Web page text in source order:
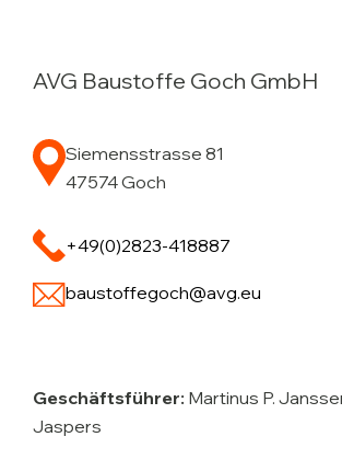
AVG Baustoffe Goch GmbH
Siemensstrasse 81
47574 Goch
+49(0)2823-418887
baustoffegoch@avg.eu
Geschäftsführer: Martinus P.
Jaspers